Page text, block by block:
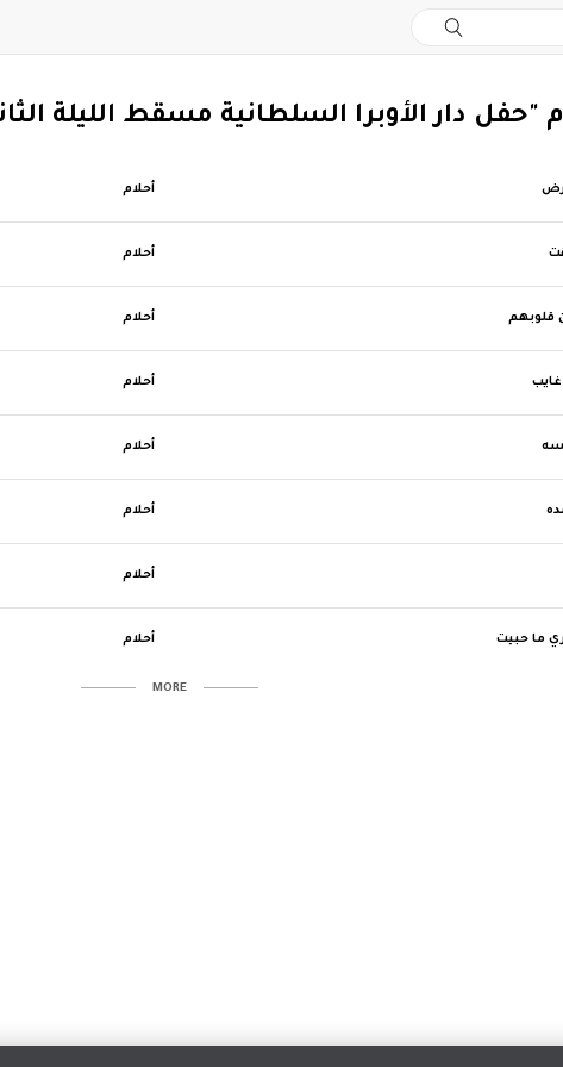
"حفل دار الأوبرا السلطانية مسقط الليلة
أحلام
أحلام
قلوبهم أحلام
أحلام
أحلام
أحلام
أحلام
ما حبيت أحلام
MORE